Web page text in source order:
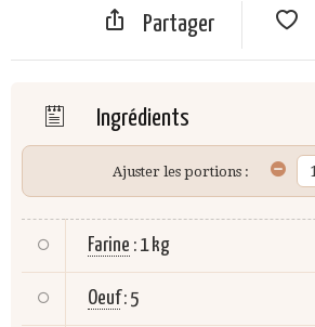
Partager
Ingrédients
Ajuster les portions :
Farine : 1 kg
Oeuf : 5